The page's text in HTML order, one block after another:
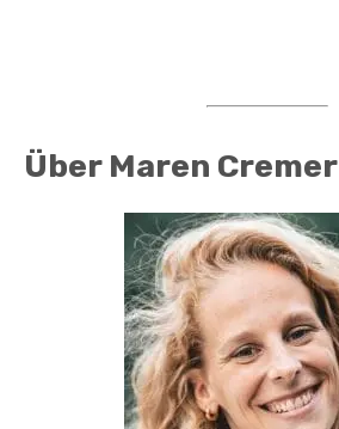
Über Maren Cremer